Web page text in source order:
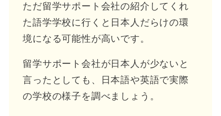
ただ留学サポート会社の紹介してくれ
た語学学校に行くと日本人だらけの環
境になる可能性が高いです。
留学サポート会社が日本人が少ないと
言ったとしても、日本語や英語で実際
の学校の様子を調べましょう。